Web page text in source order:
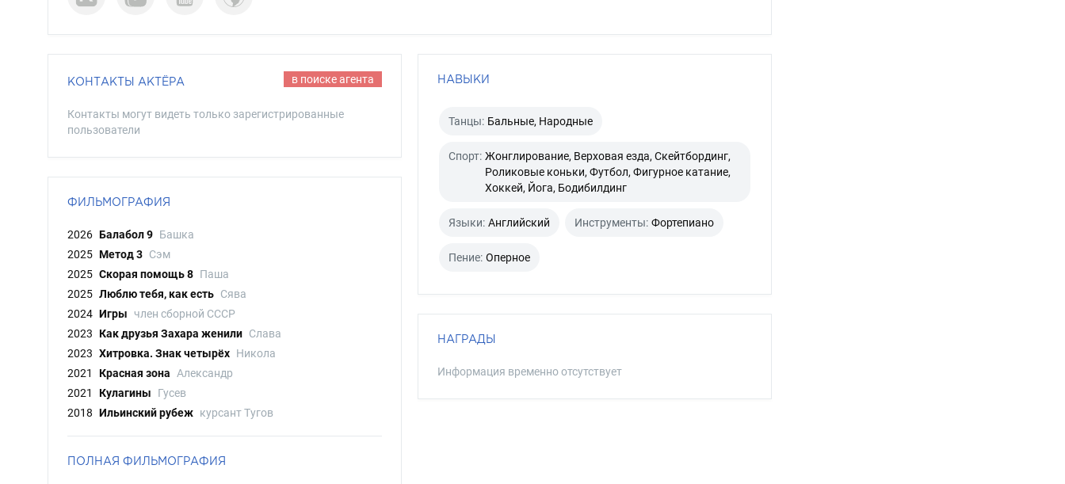
КОНТАКТЫ АКТЁРА в поиске агента
Контакты могут видеть только зарегистрированные
пользователи
ФИЛЬМОГРАФИЯ
2026 Балабол 9 Башка
2025 Метод 3 Сэм
2025 Скорая помощь 8 Паша
2025 Люблю тебя, как есть Сява
2024 Игры член сборной СССР
2023
Как друзья Захара женили Слава
2023 Хитровка. Знак четырёх Никола
2021
Красная зона
Александр
2021
Кулагины
Гусев
2018 Ильинский рубеж курсант Тугов
ПОЛНАЯ ФИЛЬМОГРАФИЯ
НАВЫКИ
Танцы: Бальные, Народные
Спорт: Жонглирование, Верховая езда, Скейтбординг,
Роликовые коньки, Футбол, Фигурное катание,
Хоккей, Йога, Бодибилдинг
Языки: Английский Инструменты: Фортепиано
Пение: Оперное
НАГРАДЫ
Информация временно отсутствует